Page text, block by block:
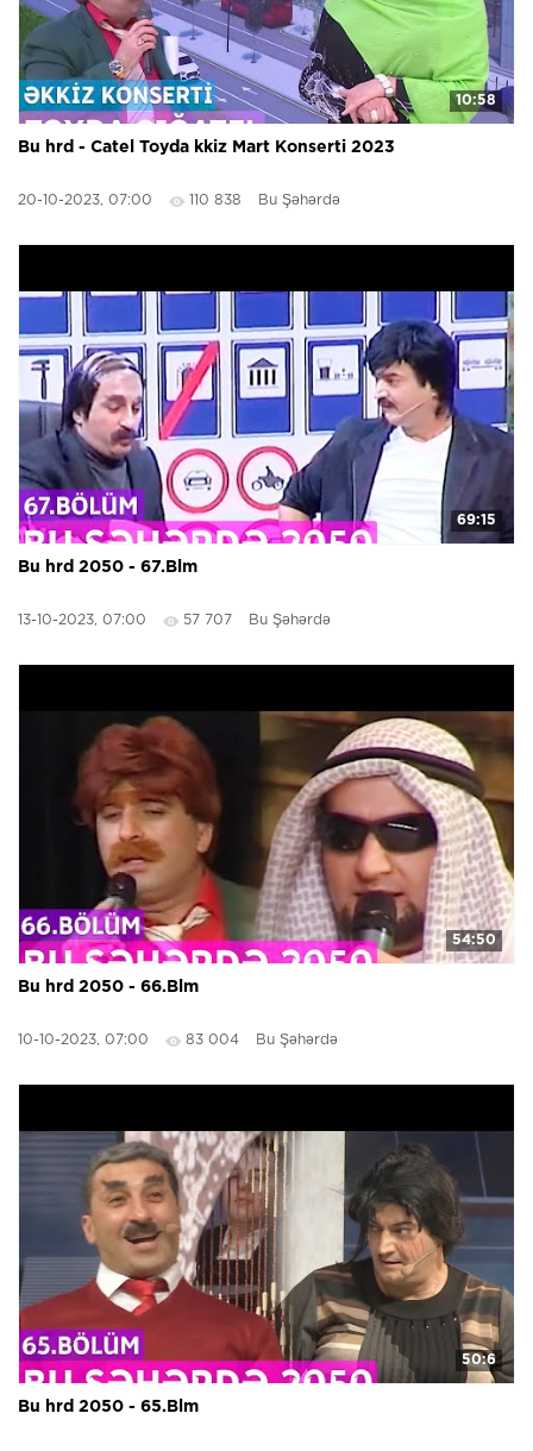
10:58
Bu hrd - Catel Toyda kkiz Mart Konserti 2023
20-10-2023, 07:00 110 838 Bu Şəhərdə
69:15
Bu hrd 2050 - 67.Blm
13-10-2023, 07:00 57 707 Bu Şəhərdə
54:50
Bu hrd 2050 - 66.Blm
10-10-2023, 07:00 83 004 Bu Şəhərdə
50:6
Bu hrd 2050 - 65.Blm